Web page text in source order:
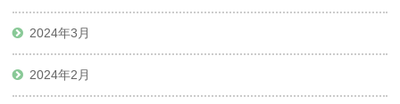
2024年3月
2024年2月